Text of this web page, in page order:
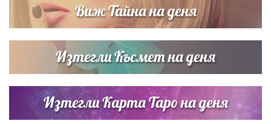
Виж Тайна на деня
Изтегли Късмет на деня
Изтегли Карта Таро на деня